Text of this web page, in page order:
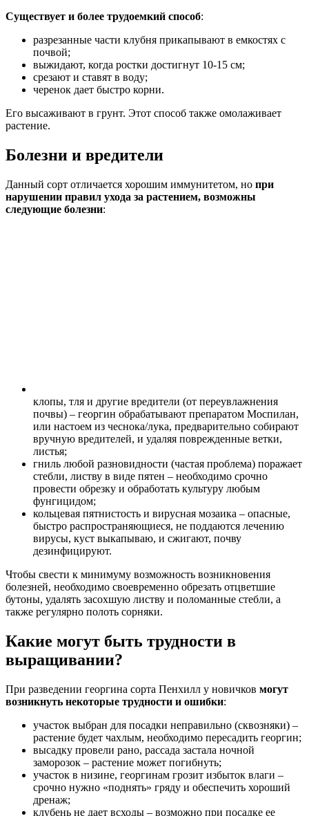
Существует и более трудоемкий способ:
разрезанные части клубня прикапывают в емкостях с
почвой;
выжидают, когда ростки достигнут 10-15 см;
срезают и ставят в воду;
черенок дает быстро корни.
Его высаживают в грунт. Этот способ также омолаживает
растение.
Болезни и вредители
Данный сорт отличается хорошим иммунитетом, но при
нарушении правил ухода за растением, возможны
следующие болезни:
клопы, тля и другие вредители (от переувлажнения
почвы) – георгин обрабатывают препаратом Моспилан,
или настоем из чеснока/лука, предварительно собирают
вручную вредителей, и удаляя поврежденные ветки,
листья;
гниль любой разновидности (частая проблема) поражает
стебли, листву в виде пятен – необходимо срочно
провести обрезку и обработать культуру любым
фунгицидом;
кольцевая пятнистость и вирусная мозаика – опасные,
быстро распространяющиеся, не поддаются лечению
вирусы, куст выкапываю, и сжигают, почву
дезинфицируют.
Чтобы свести к минимуму возможность возникновения
болезней, необходимо своевременно обрезать отцветшие
бутоны, удалять засохшую листву и поломанные стебли, а
также регулярно полоть сорняки.
Какие могут быть трудности в
выращивании?
При разведении георгина сорта Пенхилл у новичков могут
возникнуть некоторые трудности и ошибки:
участок выбран для посадки неправильно (сквозняки) –
растение будет чахлым, необходимо пересадить георгин;
высадку провели рано, рассада застала ночной
заморозок – растение может погибнуть;
участок в низине, георгинам грозит избыток влаги –
срочно нужно «поднять» гряду и обеспечить хороший
дренаж;
клубень не дает всходы – возможно при посадке ее